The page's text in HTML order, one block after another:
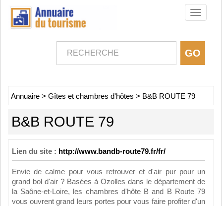
Toggle
Annuaire > Gîtes et chambres d'hôtes > B&B ROUTE 79
B&B ROUTE 79
Lien du site : http://www.bandb-route79.fr/fr/
Envie de calme pour vous retrouver et d'air pur pour un
grand bol d'air ? Basées à Ozolles dans le département de
la Saône-et-Loire, les chambres d'hôte B and B Route 79
vous ouvrent grand leurs portes pour vous faire profiter d'un